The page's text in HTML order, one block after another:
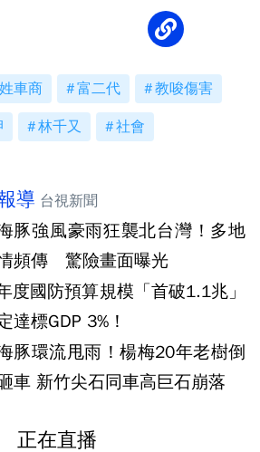
車商 富二代 教唆傷害
林千又 社會
導 台視新聞
豚強風豪雨狂襲北台灣！多地
頻傳 驚險畫面曝光
度國防預算規模「首破1.1兆」
達標GDP 3%！
豚環流甩雨！楊梅20年老樹倒
車 新竹尖石同車高巨石崩落
正在直播